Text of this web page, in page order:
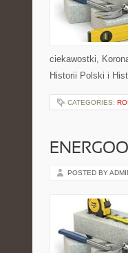
ciekawostki,
Historii Polski i
CATEGORIES:
POSTED BY